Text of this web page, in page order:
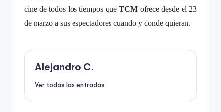
cine de todos los tiempos que TCM ofrece desde el 23
de marzo a sus espectadores cuando y donde quieran.
Alejandro C.
Ver todas las entradas